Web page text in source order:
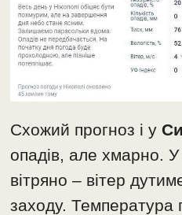
Схожий прогноз і у
опадів, але хмарно. У
вітряно – вітер
заходу. Температура